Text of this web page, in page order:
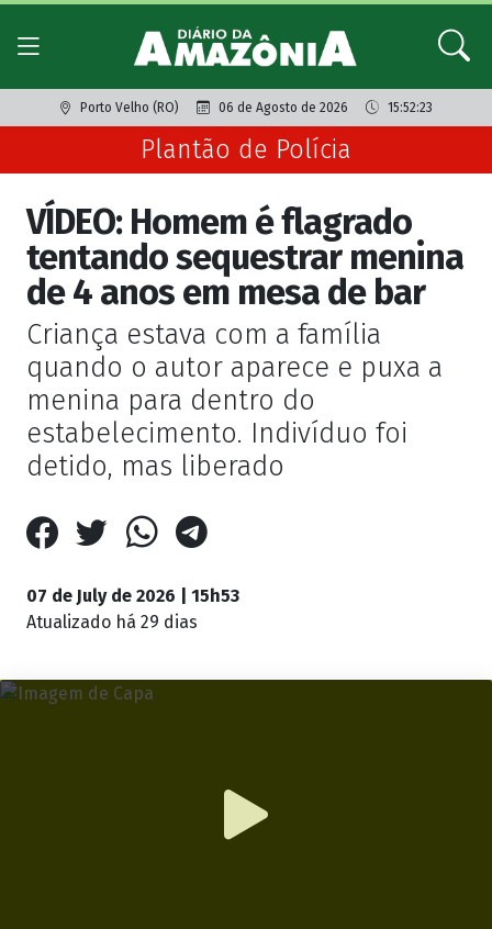
Porto Velho (RO) 06 de Agosto de 2026 15:52:23
Plantão de Polícia
VÍDEO: Homem é flagrado
tentando sequestrar menina
de 4 anos em mesa de bar
Criança estava com a família
quando o autor aparece e puxa a
menina para dentro do
estabelecimento. Indivíduo foi
detido, mas liberado
07 de July de 2026 | 15h53
Atualizado há 29 dias